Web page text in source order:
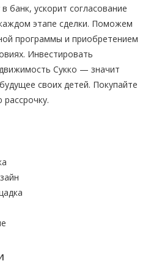
банк, ускорит согласование
этапе сделки. Поможем
программы и приобретением
Инвестировать
Сукко — значит
своих детей. Покупайте